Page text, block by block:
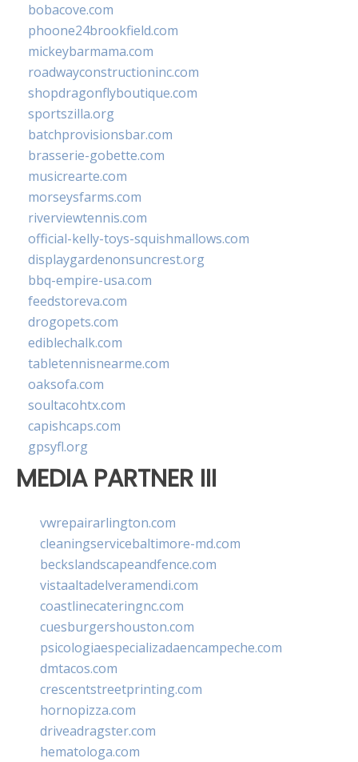
bobacove.com
phoone24brookfield.com
mickeybarmama.com
roadwayconstructioninc.com
shopdragonflyboutique.com
sportszilla.org
batchprovisionsbar.com
brasserie-gobette.com
musicrearte.com
morseysfarms.com
riverviewtennis.com
official-kelly-toys-squishmallows.com
displaygardenonsuncrest.org
bbq-empire-usa.com
feedstoreva.com
drogopets.com
ediblechalk.com
tabletennisnearme.com
oaksofa.com
soultacohtx.com
capishcaps.com
gpsyfl.org
MEDIA PARTNER III
vwrepairarlington.com
cleaningservicebaltimore-md.com
beckslandscapeandfence.com
vistaaltadelveramendi.com
coastlinecateringnc.com
cuesburgershouston.com
psicologiaespecializadaencampeche.com
dmtacos.com
crescentstreetprinting.com
hornopizza.com
driveadragster.com
hematologa.com